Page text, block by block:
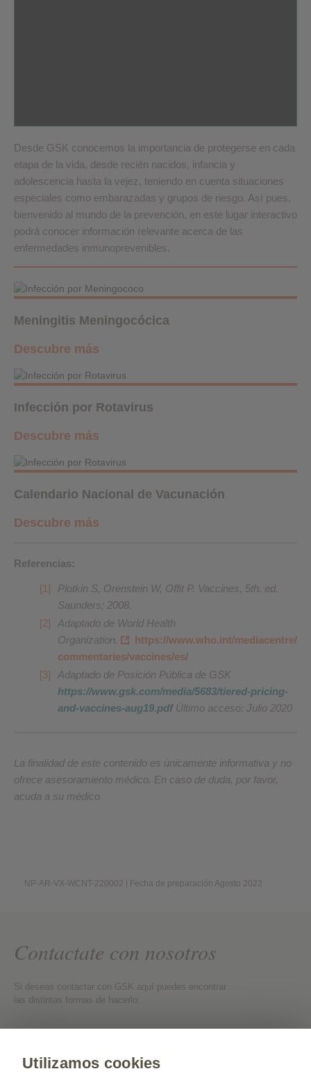
Desde GSK conocemos la importancia de protegerse en cada
etapa de la vida, desde recién nacidos, infancia y
adolescencia hasta la vejez, teniendo en cuenta situaciones
especiales como embarazadas y grupos de riesgo. Así pues,
bienvenido al mundo de la prevención, en este lugar interactivo
podrá conocer información relevante acerca de las
enfermedades inmunoprevenibles.
Meningitis Meningocócica
Descubre más
Infección por Rotavirus
Descubre más
Calendario Nacional de Vacunación
Descubre más
Referencias:
Plotkin S, Orenstein W, Offit P. Vaccines, 5th. ed.
Saunders; 2008.
Adaptado de World Health
Organization.
https://www.who.int/mediacentre/
commentaries/vaccines/es/
Adaptado de Posición Pública de GSK
https://www.gsk.com/media/5683/tiered-pricing-
and-vaccines-aug19.pdfÚltimo acceso: Julio 2020
La finalidad de este contenido es únicamente informativa y no
ofrece asesoramiento médico. En caso de duda, por favor,
acuda a su médico
NP-AR-VX-WCNT-220002 | Fecha de preparación Agosto 2022
Contactate con nosotros
Si deseas contactar con GSK aquí puedes encontrar
las distintas formas de hacerlo:
Utilizamos cookies